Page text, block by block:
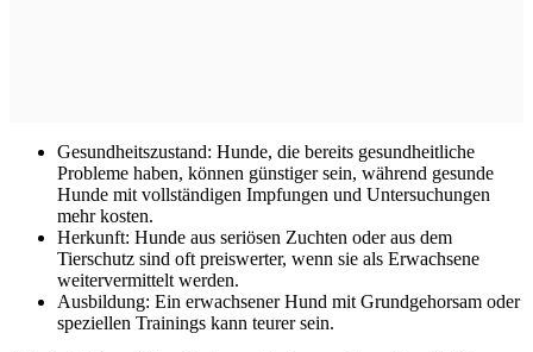
Gesundheitszustand: Hunde, die bereits gesundheitliche
Probleme haben, können günstiger sein, während gesunde
Hunde mit vollständigen Impfungen und Untersuchungen
mehr kosten.
Herkunft: Hunde aus seriösen Zuchten oder aus dem
Tierschutz sind oft preiswerter, wenn sie als Erwachsene
weitervermittelt werden.
Ausbildung: Ein erwachsener Hund mit Grundgehorsam oder
speziellen Trainings kann teurer sein.